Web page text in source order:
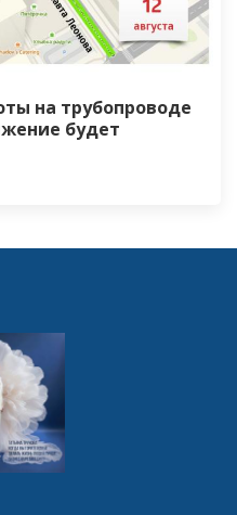
на трубопроводе
будет